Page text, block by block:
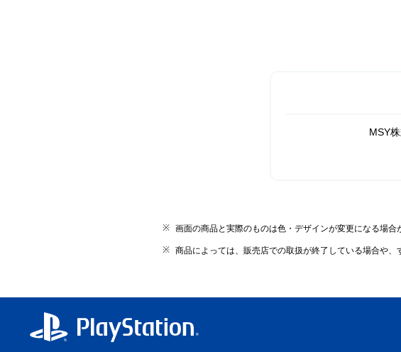
MSY
画面の商品と実際のものは色・デザインが変更になる場合
商品によっては、販売店での取扱が終了している場合や